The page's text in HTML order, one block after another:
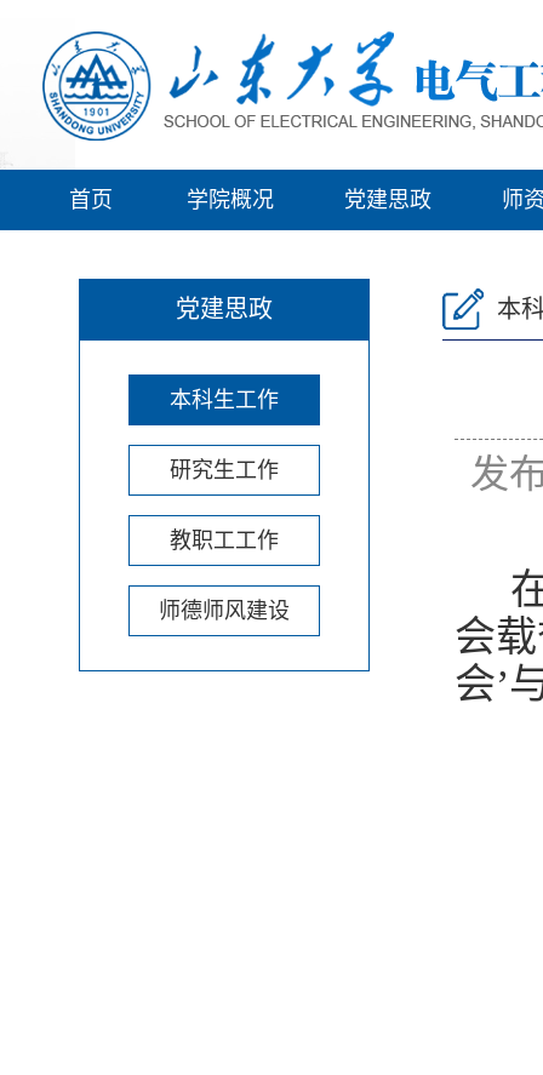
首页 学院概况 党建思政 师
党建思政
本科生工作
研究生工作
教职工工作
师德师风建设
本
发
会
会’